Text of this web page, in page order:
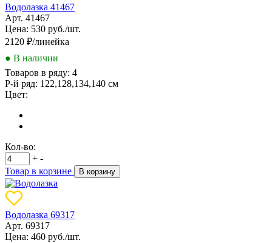
Водолазка 41467
Арт. 41467
Цена: 530 руб./шт.
2120 ₽/линейка
● В наличии
Товаров в ряду: 4
Р-й ряд: 122,128,134,140 см
Цвет:
Кол-во:
+ -
Товар в корзине
В корзину
Водолазка 69317
Арт. 69317
Цена: 460 руб./шт.